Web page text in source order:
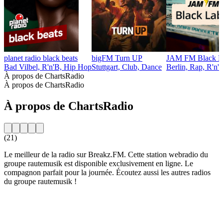
planet radio black beats
Bad Vilbel, R'n'B, Hip Hop
bigFM Turn UP
Stuttgart, Club, Dance
JAM FM Black
Berlin, Rap,
À propos de ChartsRadio
À propos de ChartsRadio
À propos de ChartsRadio
(21)
Le meilleur de la radio sur Breakz.FM. Cette station webradio du
groupe rautemusik est disponible exclusivement en ligne. Le
compagnon parfait pour la journée. Écoutez aussi les autres radios
du groupe rautemusik !